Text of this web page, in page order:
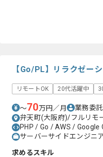
【Go/PL】リラクゼー
リモートOK 20代活躍中
〜70万円／月 業務委
弁天町(大阪府)/フルリモ
PHP / Go / AWS /
サーバーサイドエンジニ
求めるスキル